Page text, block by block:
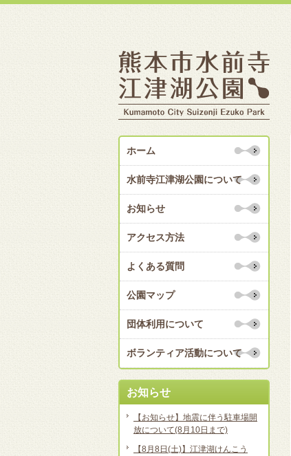
ホーム
水前寺江津湖公園について
お知らせ
アクセス方法
よくある質問
公園マップ
団体利用について
ボランティア活動について
お知らせ
【お知らせ】地震に伴う駐車場開
放について(8月10日まで)
【8月8日(土)】江津湖けんこう